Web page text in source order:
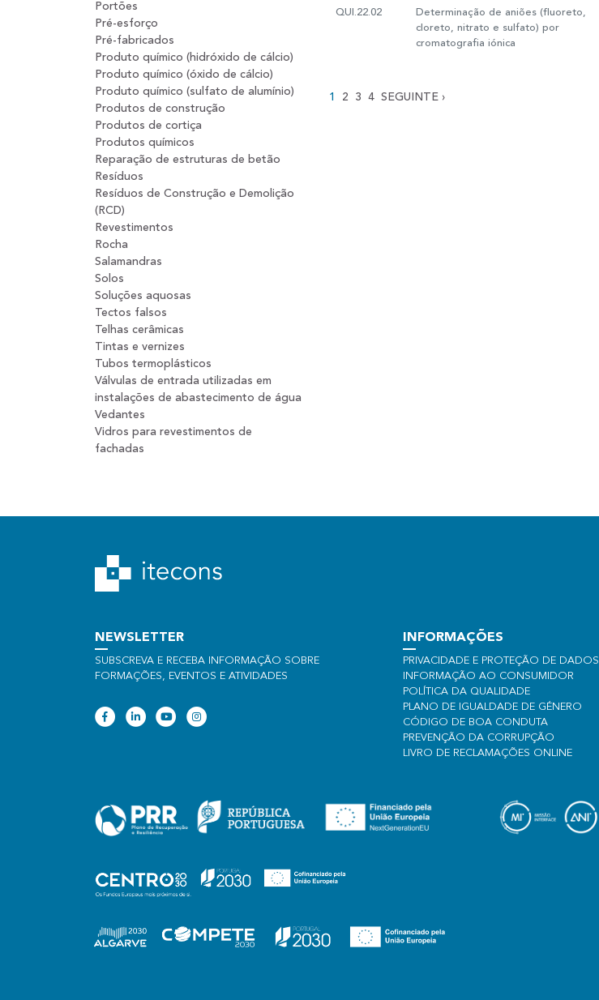
Portões
Pré-esforço
Pré-fabricados
Produto químico (hidróxido de cálcio)
Produto químico (óxido de cálcio)
Produto químico (sulfato de alumínio)
Produtos de construção
Produtos de cortiça
Produtos químicos
Reparação de estruturas de betão
Resíduos
Resíduos de Construção e Demolição
(RCD)
Revestimentos
Rocha
Salamandras
Solos
Soluções aquosas
Tectos falsos
Telhas cerâmicas
Tintas e vernizes
Tubos termoplásticos
Válvulas de entrada utilizadas em
instalações de abastecimento de água
Vedantes
Vidros para revestimentos de
fachadas
QUI.22.02
Determinação de aniões (fluoreto,
cloreto, nitrato e sulfato) por
cromatografia iónica
1 2 3 4 SEGUINTE ›
NEWSLETTER
SUBSCREVA E RECEBA INFORMAÇÃO SOBRE
FORMAÇÕES, EVENTOS E ATIVIDADES
INFORMAÇÕES
PRIVACIDADE E PROTEÇÃO DE DADOS
INFORMAÇÃO AO CONSUMIDOR
POLÍTICA DA QUALIDADE
PLANO DE IGUALDADE DE GÉNERO
CÓDIGO DE BOA CONDUTA
PREVENÇÃO DA CORRUPÇÃO
LIVRO DE RECLAMAÇÕES ONLINE